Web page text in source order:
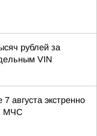
рублей за
VIN
августа экстренно
МЧС